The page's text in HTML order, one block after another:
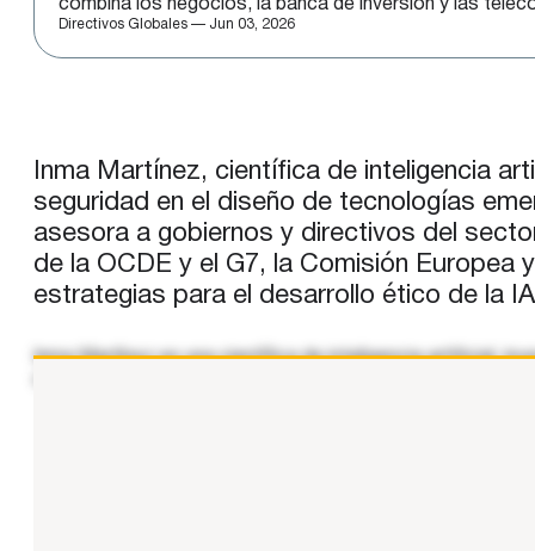
combina los negocios, la banca de inversión y las
Directivos Globales — Jun 03, 2026
Inma Martínez, científica de inteligencia
seguridad en el diseño de tecnologías
asesora a gobiernos y directivos del
de la OCDE y el G7, la Comisión
estrategias para el desarrollo ético de la
Inma Martínez es una científica de inteligencia artificial,